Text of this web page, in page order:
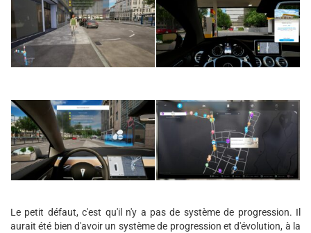
Le petit défaut, c'est qu'il n'y a pas de système de progression. Il
aurait été bien d'avoir un système de progression et d'évolution, à la